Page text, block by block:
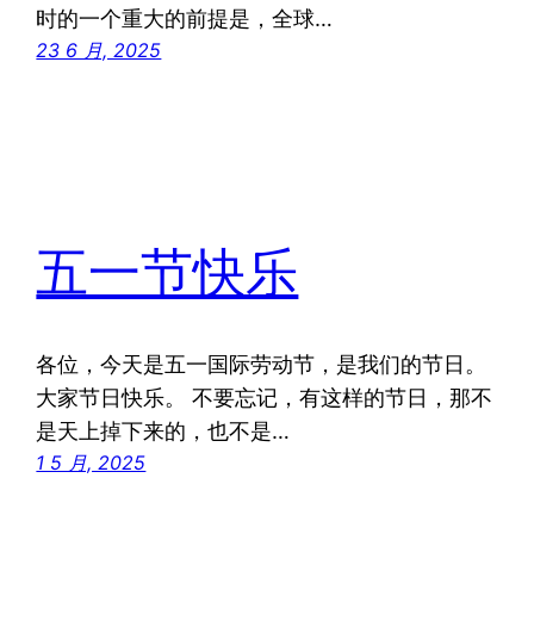
时的一个重大的前提是，全球…
23 6 月, 2025
五一节快乐
各位，今天是五一国际劳动节，是我们的节日。
大家节日快乐。 不要忘记，有这样的节日，那不
是天上掉下来的，也不是…
1 5 月, 2025